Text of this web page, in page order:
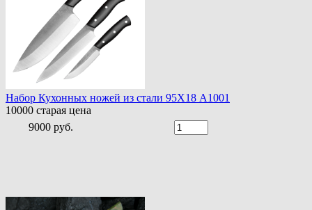
Набор Кухонных ножей из стали 95Х18 A1001
10000 старая цена
9000 руб.